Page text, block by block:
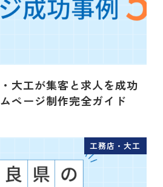
大工が集客と求人を成功
ページ制作完全ガイド
工務店・大工